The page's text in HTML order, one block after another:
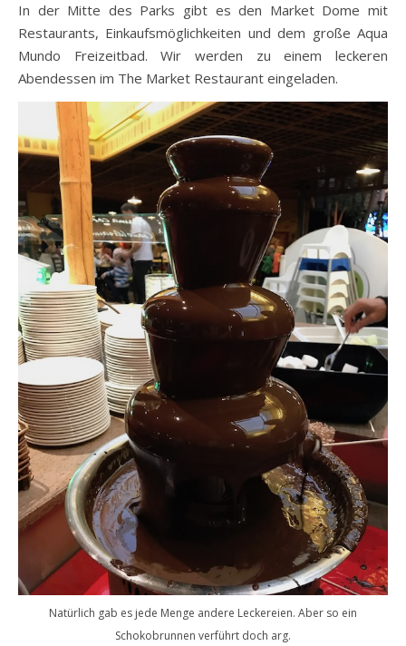
In der Mitte des Parks gibt es den Market Dome mit
Restaurants, Einkaufsmöglichkeiten und dem große Aqua
Mundo Freizeitbad. Wir werden zu einem leckeren
Abendessen im The Market Restaurant eingeladen.
Natürlich gab es jede Menge andere Leckereien. Aber so ein
Schokobrunnen verführt doch arg.